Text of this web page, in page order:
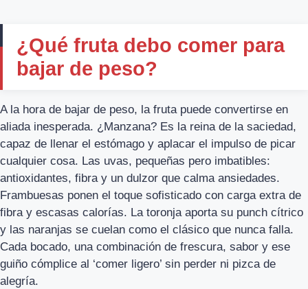
¿Qué fruta debo comer para
bajar de peso?
A la hora de bajar de peso, la fruta puede convertirse en
aliada inesperada. ¿Manzana? Es la reina de la saciedad,
capaz de llenar el estómago y aplacar el impulso de picar
cualquier cosa. Las uvas, pequeñas pero imbatibles:
antioxidantes, fibra y un dulzor que calma ansiedades.
Frambuesas ponen el toque sofisticado con carga extra de
fibra y escasas calorías. La toronja aporta su punch cítrico
y las naranjas se cuelan como el clásico que nunca falla.
Cada bocado, una combinación de frescura, sabor y ese
guiño cómplice al ‘comer ligero’ sin perder ni pizca de
alegría.